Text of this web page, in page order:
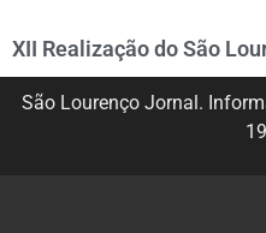
XII Realização do São
São Lourenço Jornal.